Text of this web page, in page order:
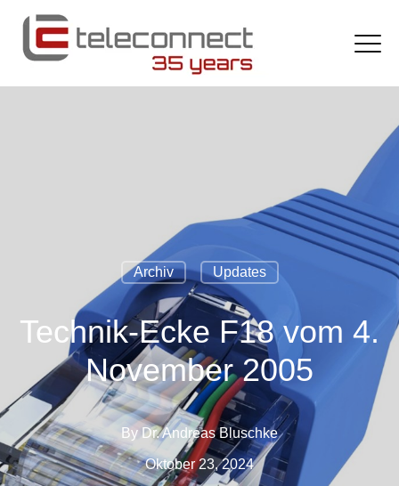
Archiv Updates
Technik-Ecke F18 vom 4.
November 2005
By Dr. Andreas Bluschke
Oktober 23, 2024